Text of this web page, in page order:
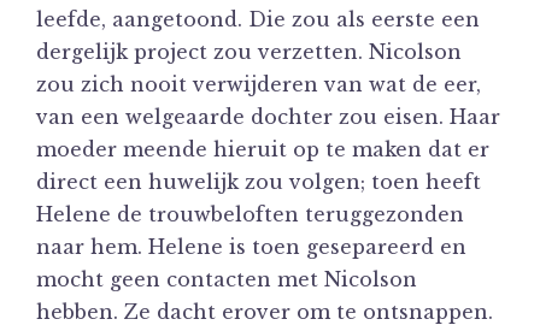
leefde, aangetoond. Die zou als eerste een
dergelijk project zou verzetten. Nicolson
zou zich nooit verwijderen van wat de eer,
van een welgeaarde dochter zou eisen. Haar
moeder meende hieruit op te maken dat er
direct een huwelijk zou volgen; toen heeft
Helene de trouwbeloften teruggezonden
naar hem. Helene is toen gesepareerd en
mocht geen contacten met Nicolson
hebben. Ze dacht erover om te ontsnappen.